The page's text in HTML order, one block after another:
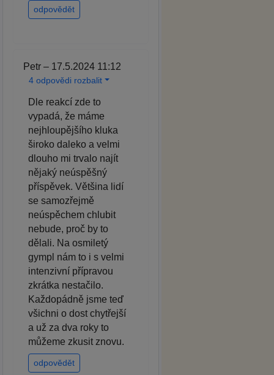
odpovědět
Petr – 17.5.2024 11:12
4 odpovědi rozbalit
Dle reakcí zde to
vypadá, že máme
nejhloupějšího kluka
široko daleko a velmi
dlouho mi trvalo najít
nějaký neúspěšný
příspěvek. Většina lidí
se samozřejmě
neúspěchem chlubit
nebude, proč by to
dělali. Na osmiletý
gympl nám to i s velmi
intenzivní přípravou
zkrátka nestačilo.
Každopádně jsme teď
všichni o dost chytřejší
a už za dva roky to
můžeme zkusit znovu.
odpovědět